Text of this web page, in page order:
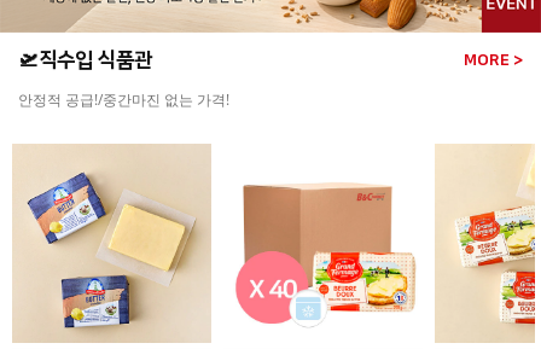
🛫직수입 식품관 MORE >
안정적 공급!/중간마진 없는 가격!